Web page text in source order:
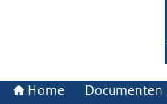
Home Documenten